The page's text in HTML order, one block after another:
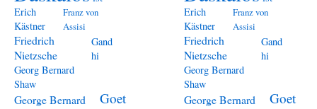
Erich
Kästner
Franz von
Assisi
Friedrich
Nietzsche
Gand
hi
Georg Bernard
Shaw
George Bernard
Goet
Erich
Kästner
Franz von
Assisi
Friedrich
Nietzsche
Gand
hi
Georg Bernard
Shaw
George Bernard
Goet